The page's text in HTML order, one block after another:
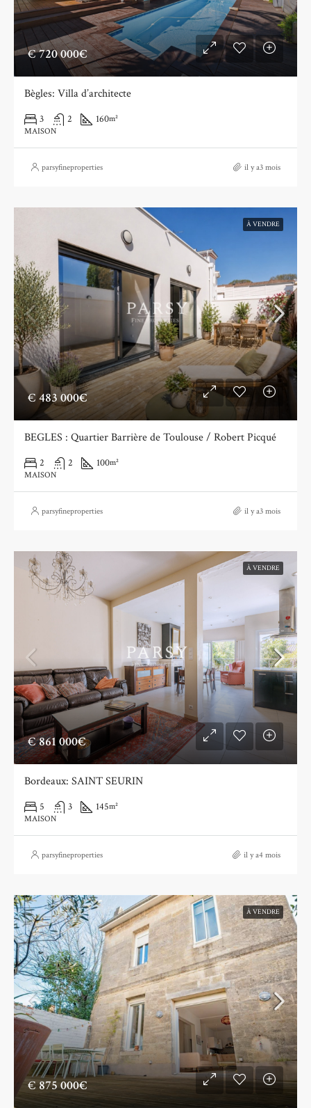
€720 000€
Bègles: Villa d’architecte
3 2 160m²
MAISON
parsyfineproperties il y a3 mois
À VENDRE
€483 000€
BEGLES : Quartier Barrière de Toulouse / Robert Picqué
2 2 100m²
MAISON
parsyfineproperties il y a3 mois
À VENDRE
€861 000€
Bordeaux: SAINT SEURIN
5 3 145m²
MAISON
parsyfineproperties il y a4 mois
À VENDRE
€875 000€